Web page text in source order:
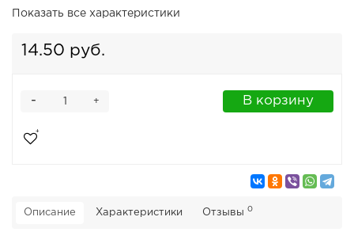
Показать все характеристики
14.50 руб.
+
- В корзину
Описание Характеристики Отзывы 0